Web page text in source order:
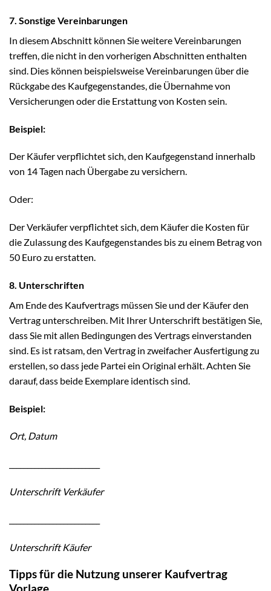
7. Sonstige Vereinbarungen
In diesem Abschnitt können Sie weitere Vereinbarungen
treffen, die nicht in den vorherigen Abschnitten enthalten
sind. Dies können beispielsweise Vereinbarungen über die
Rückgabe des Kaufgegenstandes, die Übernahme von
Versicherungen oder die Erstattung von Kosten sein.
Beispiel:
Der Käufer verpflichtet sich, den Kaufgegenstand innerhalb
von 14 Tagen nach Übergabe zu versichern.
Oder:
Der Verkäufer verpflichtet sich, dem Käufer die Kosten für
die Zulassung des Kaufgegenstandes bis zu einem Betrag von
50 Euro zu erstatten.
8. Unterschriften
Am Ende des Kaufvertrags müssen Sie und der Käufer den
Vertrag unterschreiben. Mit Ihrer Unterschrift bestätigen Sie,
dass Sie mit allen Bedingungen des Vertrags einverstanden
sind. Es ist ratsam, den Vertrag in zweifacher Ausfertigung zu
erstellen, so dass jede Partei ein Original erhält. Achten Sie
darauf, dass beide Exemplare identisch sind.
Beispiel:
Ort, Datum
Unterschrift Verkäufer
Unterschrift Käufer
Tipps für die Nutzung unserer Kaufvertrag